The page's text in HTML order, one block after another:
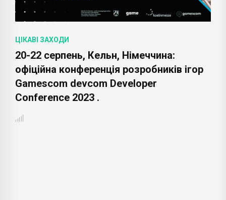
ЦІКАВІ ЗАХОДИ
20-22 серпень, Кельн, Німеччина:
офіційна конференція розробників ігор
Gamescom devcom Developer
Conference 2023 .